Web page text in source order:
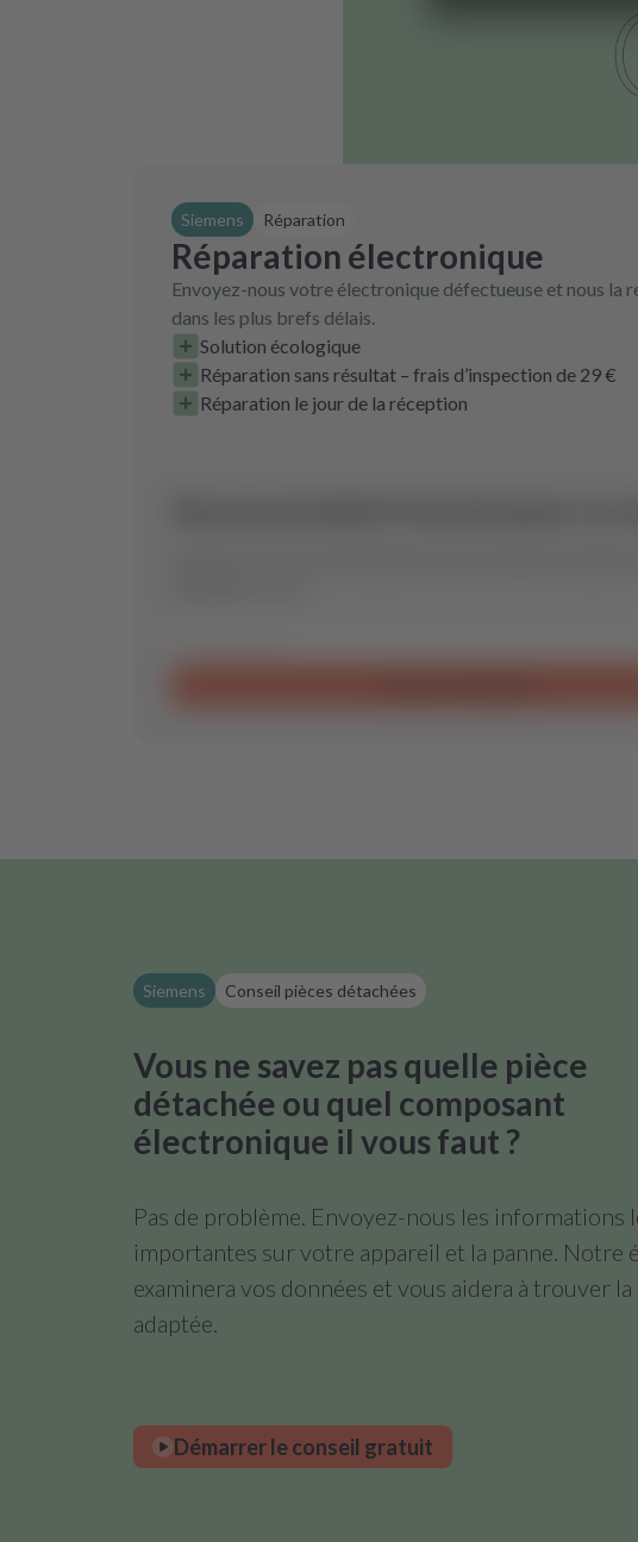
Siemens Réparation
Réparation électronique
Envoyez-nous votre électronique défectueuse et nous la
dans les plus brefs délais.
Solution écologique
Réparation sans résultat – frais d’inspection de 29 €
Réparation le jour de la réception
Siemens Conseil pièces détachées
Vous ne savez pas quelle pièce
détachée ou quel composant
électronique il vous faut ?
Pas de problème. Envoyez-nous les informations
importantes sur votre appareil et la panne. Notre
examinera vos données et vous aidera à trouver
adaptée.
Démarrer le conseil gratuit